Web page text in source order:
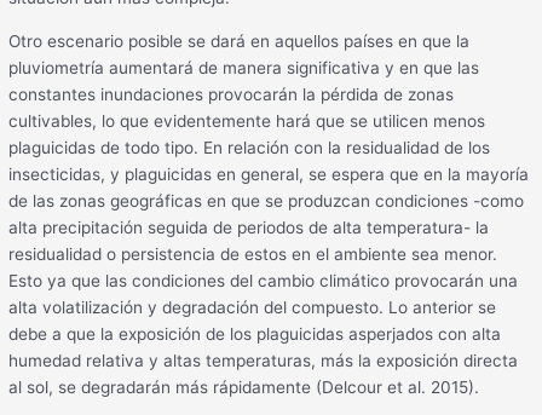
Otro escenario posible se dará en aquellos países en que la
pluviometría aumentará de manera significativa y en que las
constantes inundaciones provocarán la pérdida de zonas
cultivables, lo que evidentemente hará que se utilicen menos
plaguicidas de todo tipo. En relación con la residualidad de los
insecticidas, y plaguicidas en general, se espera que en la mayoría
de las zonas geográficas en que se produzcan condiciones -como
alta precipitación seguida de periodos de alta temperatura- la
residualidad o persistencia de estos en el ambiente sea menor.
Esto ya que las condiciones del cambio climático provocarán una
alta volatilización y degradación del compuesto. Lo anterior se
debe a que la exposición de los plaguicidas asperjados con alta
humedad relativa y altas temperaturas, más la exposición directa
al sol, se degradarán más rápidamente (Delcour et al. 2015).